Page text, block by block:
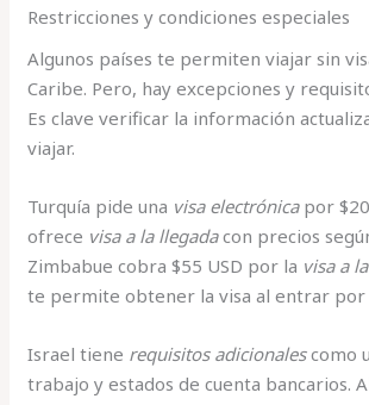
Restricciones y condiciones especiales
Algunos países te permiten viajar sin
Caribe. Pero, hay excepciones y
Es clave verificar la información
viajar.
Turquía pide una visa electrónicapor $20
ofrece visa a la llegadacon precios
Zimbabue cobra $55 USD por la visa a
te permite obtener la visa al entrar por
Israel tiene requisitos adicionalescomo
trabajo y estados de cuenta bancarios.